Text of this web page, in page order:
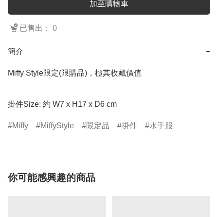
加至購物車
已售出： 0
簡介 −
Miffy Style限定(限購品)，極其收藏價值
掛件Size: 約 W7 x H17 x D6 cm
Miffy MiffyStyle 限定品 掛件 水手服
你可能感興趣的商品